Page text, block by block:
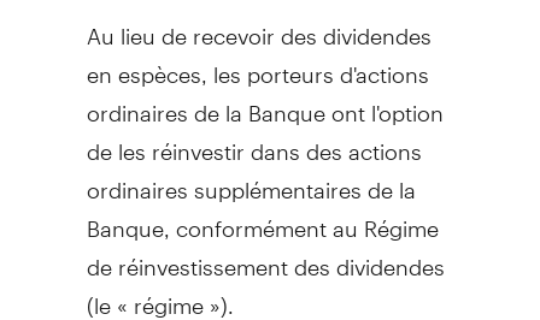
Au lieu de recevoir des dividendes
en espèces, les porteurs d'actions
ordinaires de la Banque ont l'option
de les réinvestir dans des actions
ordinaires supplémentaires de la
Banque, conformément au Régime
de réinvestissement des dividendes
(le « régime »).